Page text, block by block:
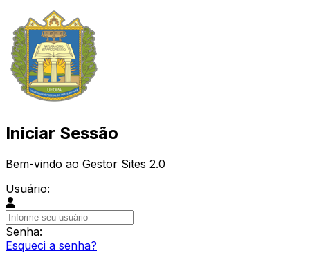
Iniciar Sessão
Bem-vindo ao Gestor Sites 2.0
Usuário:
Senha:
Esqueci a senha?